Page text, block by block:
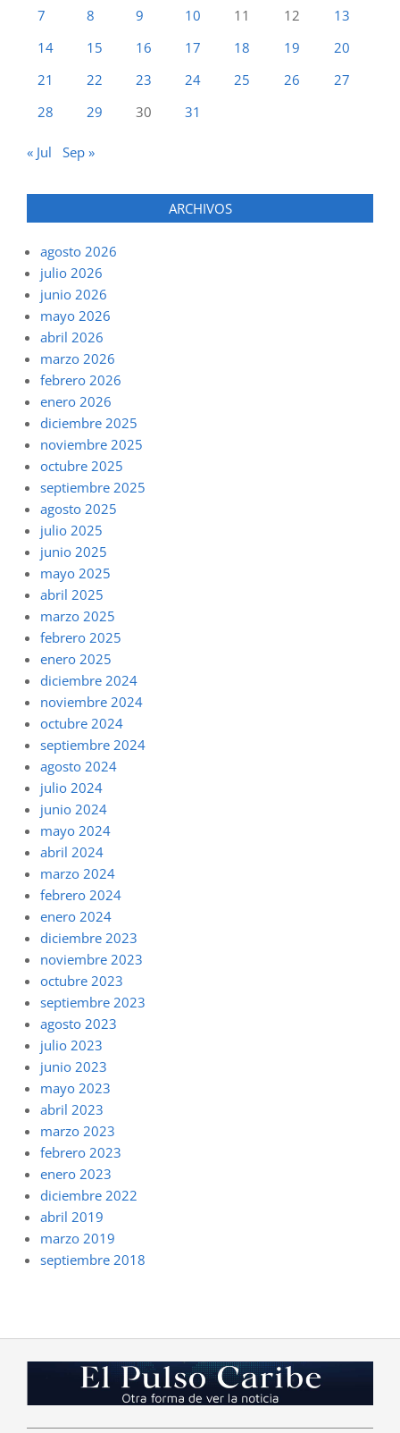
7
8 9 10 11 12
13
14
15 16 17 18 19
20
21
22 23 24 25 26
27
28
29 30 31
« Jul Sep »
ARCHIVOS
agosto 2026
julio 2026
junio 2026
mayo 2026
abril 2026
marzo 2026
febrero 2026
enero 2026
diciembre 2025
noviembre 2025
octubre 2025
septiembre 2025
agosto 2025
julio 2025
junio 2025
mayo 2025
abril 2025
marzo 2025
febrero 2025
enero 2025
diciembre 2024
noviembre 2024
octubre 2024
septiembre 2024
agosto 2024
julio 2024
junio 2024
mayo 2024
abril 2024
marzo 2024
febrero 2024
enero 2024
diciembre 2023
noviembre 2023
octubre 2023
septiembre 2023
agosto 2023
julio 2023
junio 2023
mayo 2023
abril 2023
marzo 2023
febrero 2023
enero 2023
diciembre 2022
abril 2019
marzo 2019
septiembre 2018